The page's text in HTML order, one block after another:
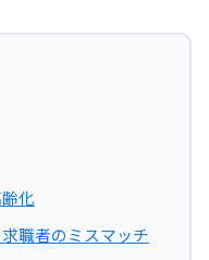
化
職者のミスマッチ